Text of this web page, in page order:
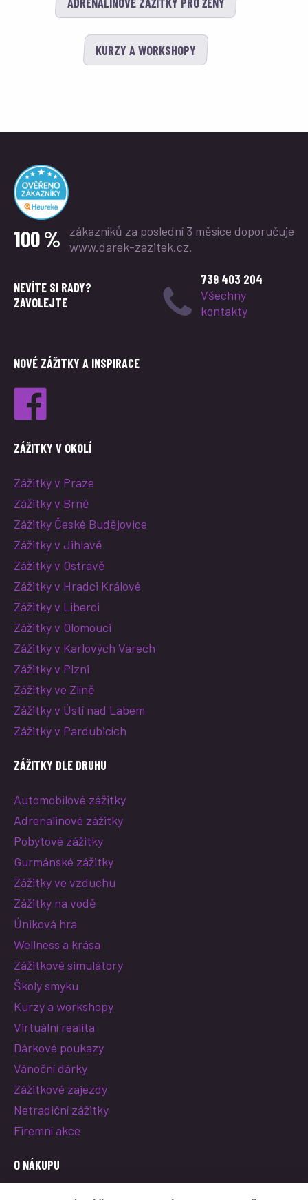
KURZY A WORKSHOPY
100 % zákazníků za poslední 3 měsíce doporučuje
www.darek-zazitek.cz.
NEVÍTE SI RADY?
ZAVOLEJTE
739 403 204
Všechny
kontakty
NOVÉ ZÁŽITKY A INSPIRACE
ZÁŽITKY V OKOLÍ
Zážitky v Praze
Zážitky v Brně
Zážitky České Budějovice
Zážitky v Jihlavě
Zážitky v Ostravě
Zážitky v Hradci Králové
Zážitky v Liberci
Zážitky v Olomouci
Zážitky v Karlových Varech
Zážitky v Plzni
Zážitky ve Zlíně
Zážitky v Ústí nad Labem
Zážitky v Pardubicích
ZÁŽITKY DLE DRUHU
Automobilové zážitky
Adrenalinové zážitky
Pobytové zážitky
Gurmánské zážitky
Zážitky ve vzduchu
Zážitky na vodě
Úniková hra
Wellness a krása
Zážitkové simulátory
Školy smyku
Kurzy a workshopy
Virtuální realita
Dárkové poukazy
Vánoční dárky
Zážitkové zajezdy
Netradiční zážitky
Firemní akce
O NÁKUPU